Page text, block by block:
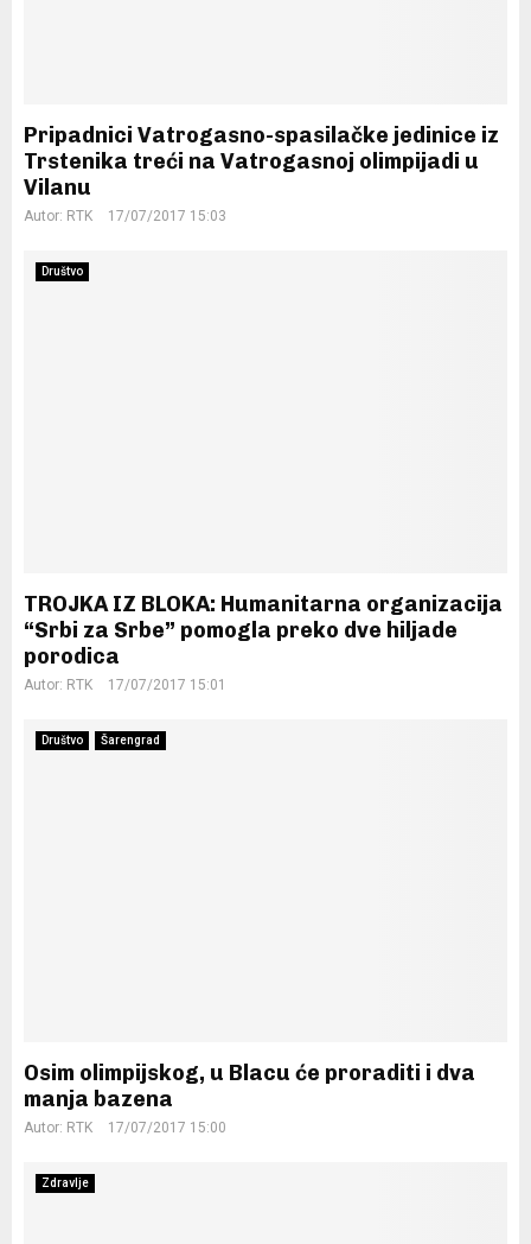
Pripadnici Vatrogasno-spasilačke jedinice iz
Trstenika treći na Vatrogasnoj olimpijadi u
Vilanu
Autor: RTK 17/07/2017 15:03
Društvo
TROJKA IZ BLOKA: Humanitarna organizacija
“Srbi za Srbe” pomogla preko dve hiljade
porodica
Autor: RTK 17/07/2017 15:01
Društvo Šarengrad
Osim olimpijskog, u Blacu će proraditi i dva
manja bazena
Autor: RTK 17/07/2017 15:00
Zdravlje